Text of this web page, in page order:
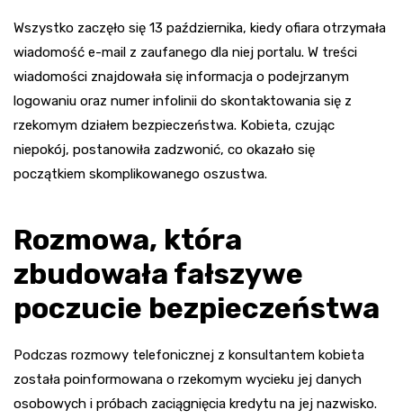
Wszystko zaczęło się 13 października, kiedy ofiara otrzymała
wiadomość e-mail z zaufanego dla niej portalu. W treści
wiadomości znajdowała się informacja o podejrzanym
logowaniu oraz numer infolinii do skontaktowania się z
rzekomym działem bezpieczeństwa. Kobieta, czując
niepokój, postanowiła zadzwonić, co okazało się
początkiem skomplikowanego oszustwa.
Rozmowa, która
zbudowała fałszywe
poczucie bezpieczeństwa
Podczas rozmowy telefonicznej z konsultantem kobieta
została poinformowana o rzekomym wycieku jej danych
osobowych i próbach zaciągnięcia kredytu na jej nazwisko.